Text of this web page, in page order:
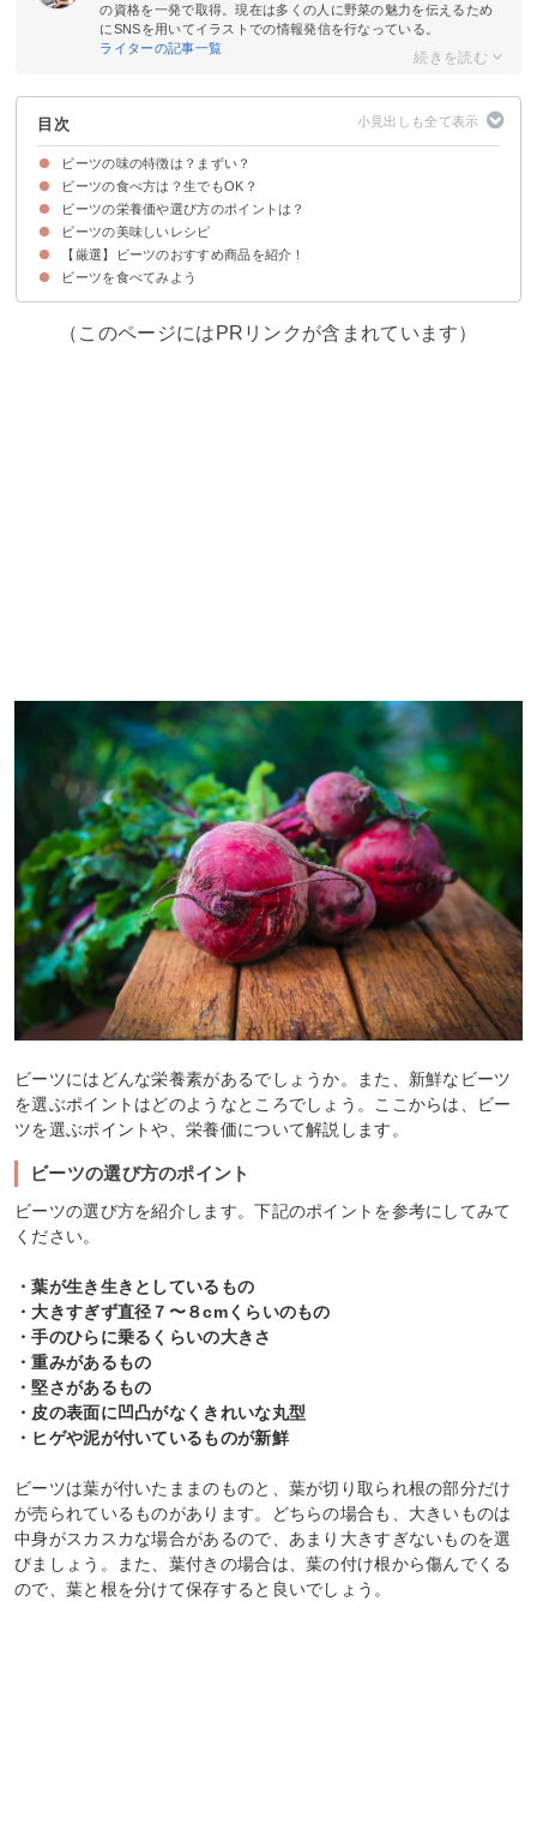
の資格を一発で取得。現在は多くの人に野菜の魅力を伝えるため
にSNSを用いてイラストでの情報発信を行なっている。
ライターの記事一覧
目次
ビーツの味の特徴は？まずい？
ビーツの味はとうもろこし・カブに似ている
ビーツの食感
ビーツの食べ方は？生でもOK？
生食は少し土臭い
加熱調理がおすすめ
ビーツは葉も食べられる
ビーツの栄養価や選び方のポイントは？
ビーツの選び方のポイント
ビーツの栄養価・効能
ビーツの美味しいレシピ
①ビーツのゆで方
②ビーツのホイル焼き
③ビーツのボルシチ
④ビーツの葉とエリンギのバターソテー
⑤ビーツのサラダ
⑥ビーツのポタージュスープ
【厳選】ビーツのおすすめ商品を紹介！
花園ファーム｜食べる血液スーパーフード！ビーツ2ｋｇ
ビーツを食べてみよう
（このページにはPRリンクが含まれています）
ビーツにはどんな栄養素があるでしょうか。また、新鮮なビーツ
を選ぶポイントはどのようなところでしょう。ここからは、ビー
ツを選ぶポイントや、栄養価について解説します。
ビーツの選び方のポイント
ビーツの選び方を紹介します。下記のポイントを参考にしてみて
ください。
・葉が生き生きとしているもの
・大きすぎず直径７〜８cmくらいのもの
・手のひらに乗るくらいの大きさ
・重みがあるもの
・堅さがあるもの
・皮の表面に凹凸がなくきれいな丸型
・ヒゲや泥が付いているものが新鮮
ビーツは葉が付いたままのものと、葉が切り取られ根の部分だけ
が売られているものがあります。どちらの場合も、大きいものは
中身がスカスカな場合があるので、あまり大きすぎないものを選
びましょう。また、葉付きの場合は、葉の付け根から傷んでくる
ので、葉と根を分けて保存すると良いでしょう。